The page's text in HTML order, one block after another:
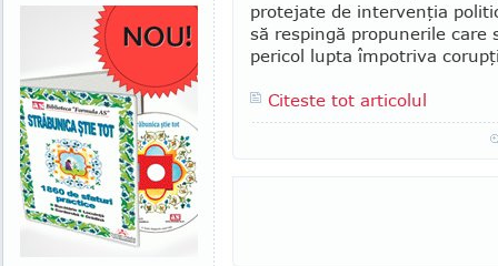
protejate de in­ter­venţia
să respingă propunerile
pericol lupta împotriva
Citeste tot articolul